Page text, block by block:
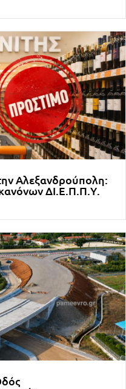
Αλεξανδρούπολη:
ΔΙ.Ε.Π.Π.Υ.